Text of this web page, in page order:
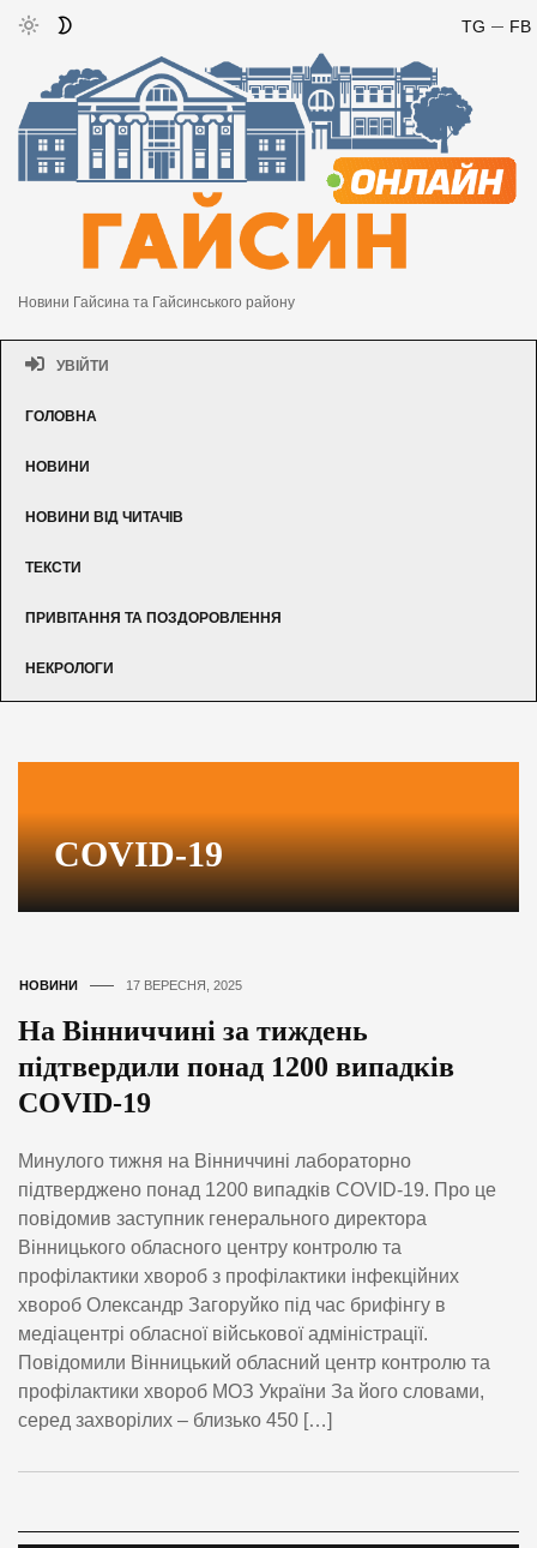
FB
TG
Новини Гайсина та Гайсинського району
УВІЙТИ
ГОЛОВНА
НОВИНИ
НОВИНИ ВІД ЧИТАЧІВ
ТЕКСТИ
ПРИВІТАННЯ ТА ПОЗДОРОВЛЕННЯ
НЕКРОЛОГИ
COVID-19
НОВИНИ 17 ВЕРЕСНЯ, 2025
На Вінниччині за тиждень
підтвердили понад 1200 випадків
COVID-19
Минулого тижня на Вінниччині лабораторно
підтверджено понад 1200 випадків COVID-19. Про це
повідомив заступник генерального директора
Вінницького обласного центру контролю та
профілактики хвороб з профілактики інфекційних
хвороб Олександр Загоруйко під час брифінгу в
медіацентрі обласної військової адміністрації.
Повідомили Вінницький обласний центр контролю та
профілактики хвороб МОЗ України За його словами,
серед захворілих – близько 450 […]